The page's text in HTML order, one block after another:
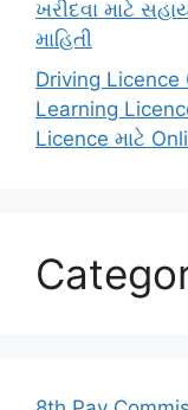
ખરીદવા માટે
માહિતી
Driving Licence
Learning
Licence માટે